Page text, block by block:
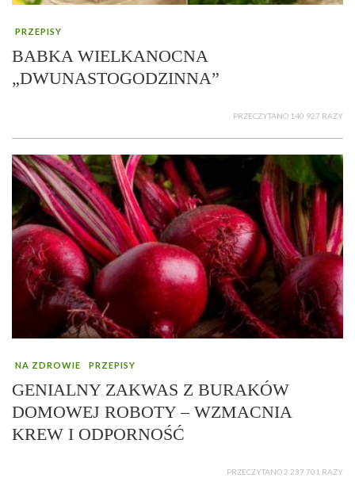
PRZEPISY
BABKA WIELKANOCNA
„DWUNASTOGODZINNA”
PRZECZYTANO 140 927 RAZY
NA ZDROWIE PRZEPISY
GENIALNY ZAKWAS Z BURAKÓW
DOMOWEJ ROBOTY – WZMACNIA
KREW I ODPORNOŚĆ
PRZECZYTANO 2 237 701 RAZY